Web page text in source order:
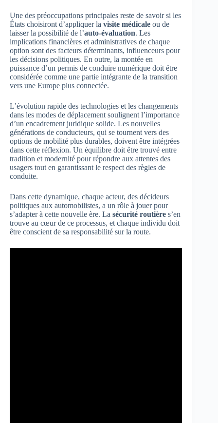
Une des préoccupations principales reste de savoir si les
États choisiront d’appliquer la visite médicale ou de
laisser la possibilité de l’auto-évaluation. Les
implications financières et administratives de chaque
option sont des facteurs déterminants, influenceurs pour
les décisions politiques. En outre, la montée en
puissance d’un permis de conduire numérique doit être
considérée comme une partie intégrante de la transition
vers une Europe plus connectée.
L’évolution rapide des technologies et les changements
dans les modes de déplacement soulignent l’importance
d’un encadrement juridique solide. Les nouvelles
générations de conducteurs, qui se tournent vers des
options de mobilité plus durables, doivent être intégrées
dans cette réflexion. Un équilibre doit être trouvé entre
tradition et modernité pour répondre aux attentes des
usagers tout en garantissant le respect des règles de
conduite.
Dans cette dynamique, chaque acteur, des décideurs
politiques aux automobilistes, a un rôle à jouer pour
s’adapter à cette nouvelle ère. La sécurité routière s’en
trouve au cœur de ce processus, et chaque individu doit
être conscient de sa responsabilité sur la route.